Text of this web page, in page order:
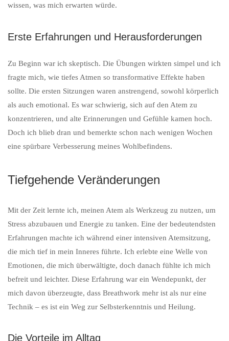
wissen, was mich erwarten würde.
Erste Erfahrungen und Herausforderungen
Zu Beginn war ich skeptisch. Die Übungen wirkten simpel und ich
fragte mich, wie tiefes Atmen so transformative Effekte haben
sollte. Die ersten Sitzungen waren anstrengend, sowohl körperlich
als auch emotional. Es war schwierig, sich auf den Atem zu
konzentrieren, und alte Erinnerungen und Gefühle kamen hoch.
Doch ich blieb dran und bemerkte schon nach wenigen Wochen
eine spürbare Verbesserung meines Wohlbefindens.
Tiefgehende Veränderungen
Mit der Zeit lernte ich, meinen Atem als Werkzeug zu nutzen, um
Stress abzubauen und Energie zu tanken. Eine der bedeutendsten
Erfahrungen machte ich während einer intensiven Atemsitzung,
die mich tief in mein Inneres führte. Ich erlebte eine Welle von
Emotionen, die mich überwältigte, doch danach fühlte ich mich
befreit und leichter. Diese Erfahrung war ein Wendepunkt, der
mich davon überzeugte, dass Breathwork mehr ist als nur eine
Technik – es ist ein Weg zur Selbsterkenntnis und Heilung.
Die Vorteile im Alltag